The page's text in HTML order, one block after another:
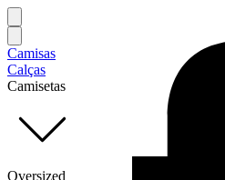
Camisas
Calças
Camisetas
Oversized